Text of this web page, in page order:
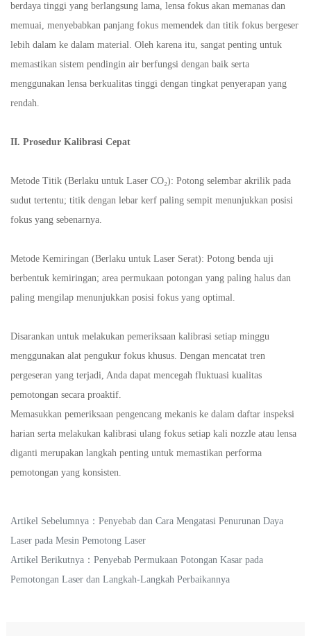
berdaya tinggi yang berlangsung lama, lensa fokus akan memanas dan
memuai, menyebabkan panjang fokus memendek dan titik fokus bergeser
lebih dalam ke dalam material. Oleh karena itu, sangat penting untuk
memastikan sistem pendingin air berfungsi dengan baik serta
menggunakan lensa berkualitas tinggi dengan tingkat penyerapan yang
rendah.
II. Prosedur Kalibrasi Cepat
Metode Titik (Berlaku untuk Laser CO₂): Potong selembar akrilik pada
sudut tertentu; titik dengan lebar kerf paling sempit menunjukkan posisi
fokus yang sebenarnya.
Metode Kemiringan (Berlaku untuk Laser Serat): Potong benda uji
berbentuk kemiringan; area permukaan potongan yang paling halus dan
paling mengilap menunjukkan posisi fokus yang optimal.
Disarankan untuk melakukan pemeriksaan kalibrasi setiap minggu
menggunakan alat pengukur fokus khusus. Dengan mencatat tren
pergeseran yang terjadi, Anda dapat mencegah fluktuasi kualitas
pemotongan secara proaktif.
Memasukkan pemeriksaan pengencang mekanis ke dalam daftar inspeksi
harian serta melakukan kalibrasi ulang fokus setiap kali nozzle atau lensa
diganti merupakan langkah penting untuk memastikan performa
pemotongan yang konsisten.
Artikel Sebelumnya： Penyebab dan Cara Mengatasi Penurunan Daya
Laser pada Mesin Pemotong Laser
Artikel Berikutnya： Penyebab Permukaan Potongan Kasar pada
Pemotongan Laser dan Langkah-Langkah Perbaikannya